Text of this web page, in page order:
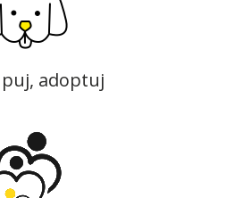
adoptuj